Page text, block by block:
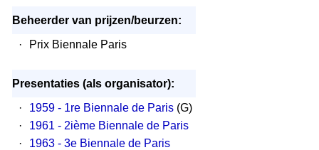
Beheerder van prijzen/beurzen:
·
Prix Biennale Paris
Presentaties (als organisator):
·
1959 - 1re Biennale de Paris(G)
·
1961 - 2ième Biennale de Paris
·
1963 - 3e Biennale de Paris